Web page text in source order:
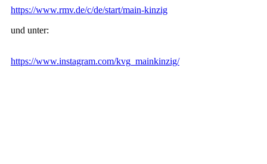
https://www.rmv.de/c/de/start/main-kinzig
und unter:
https://www.instagram.com/kvg_mainkinzig/